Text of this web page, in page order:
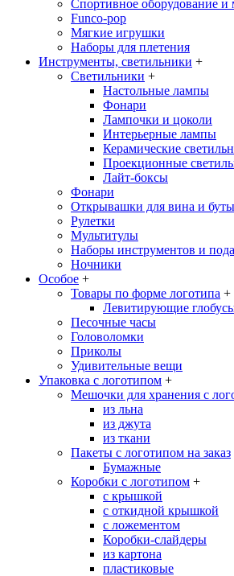
Спортивное оборудование и
Funco-pop
Мягкие игрушки
Наборы для плетения
Инструменты, светильники +
Светильники +
Настольные лампы
Фонари
Лампочки и цоколи
Интерьерные лампы
Керамические
Проекционные
Лайт-боксы
Фонари
Открывашки для вина и
Рулетки
Мультитулы
Наборы инструментов и
Ночники
Особое +
Товары по форме логотипа +
Левитирующие
Песочные часы
Головоломки
Приколы
Удивительные вещи
Упаковка с логотипом +
Мешочки для хранения с
из льна
из джута
из ткани
Пакеты с логотипом на заказ
Бумажные
Коробки с логотипом +
с крышкой
с откидной крышкой
с ложементом
Коробки-слайдеры
из картона
пластиковые